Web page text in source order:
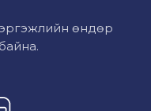
өндөр
байна.